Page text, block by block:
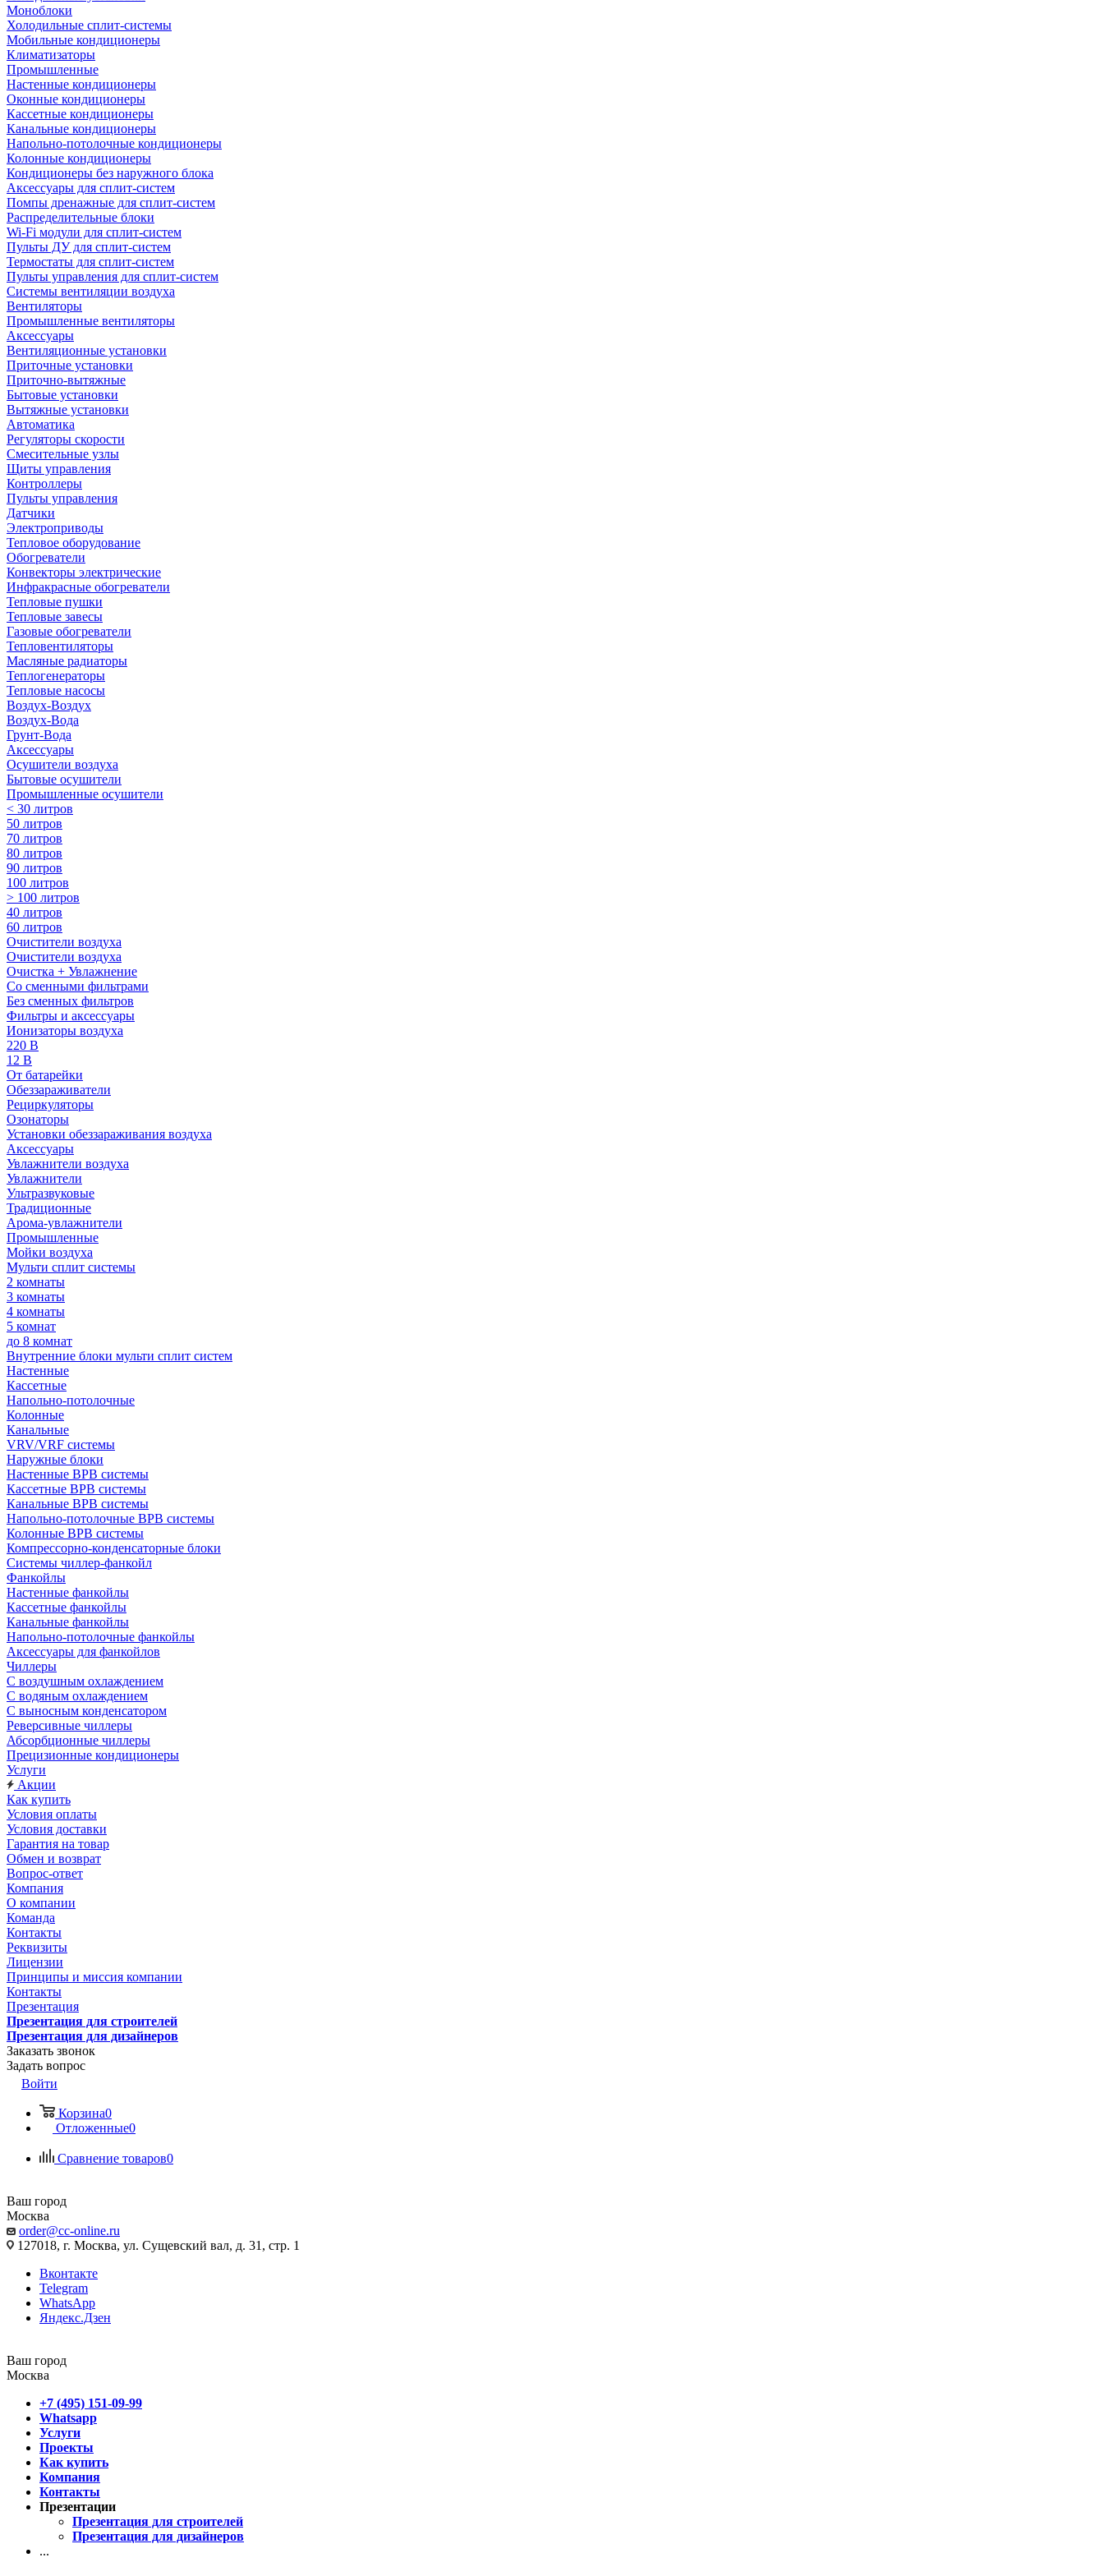
Моноблоки
Холодильные сплит-системы
Мобильные кондиционеры
Климатизаторы
Промышленные
Настенные кондиционеры
Оконные кондиционеры
Кассетные кондиционеры
Канальные кондиционеры
Напольно-потолочные кондиционеры
Колонные кондиционеры
Кондиционеры без наружного блока
Аксессуары для сплит-систем
Помпы дренажные для сплит-систем
Распределительные блоки
Wi-Fi модули для сплит-систем
Пульты ДУ для сплит-систем
Термостаты для сплит-систем
Пульты управления для сплит-систем
Системы вентиляции воздуха
Вентиляторы
Промышленные вентиляторы
Аксессуары
Вентиляционные установки
Приточные установки
Приточно-вытяжные
Бытовые установки
Вытяжные установки
Автоматика
Регуляторы скорости
Смесительные узлы
Щиты управления
Контроллеры
Пульты управления
Датчики
Электроприводы
Тепловое оборудование
Обогреватели
Конвекторы электрические
Инфракрасные обогреватели
Тепловые пушки
Тепловые завесы
Газовые обогреватели
Тепловентиляторы
Масляные радиаторы
Теплогенераторы
Тепловые насосы
Воздух-Воздух
Воздух-Вода
Грунт-Вода
Аксессуары
Осушители воздуха
Бытовые осушители
Промышленные осушители
< 30 литров
50 литров
70 литров
80 литров
90 литров
100 литров
> 100 литров
40 литров
60 литров
Очистители воздуха
Очистители воздуха
Очистка + Увлажнение
Cо сменными фильтрами
Без сменных фильтров
Фильтры и аксессуары
Ионизаторы воздуха
220 В
12 В
От батарейки
Обеззараживатели
Рециркуляторы
Озонаторы
Установки обеззараживания воздуха
Аксессуары
Увлажнители воздуха
Увлажнители
Ультразвуковые
Традиционные
Арома-увлажнители
Промышленные
Мойки воздуха
Мульти сплит системы
2 комнаты
3 комнаты
4 комнаты
5 комнат
до 8 комнат
Внутренние блоки мульти сплит систем
Настенные
Кассетные
Напольно-потолочные
Колонные
Канальные
VRV/VRF системы
Наружные блоки
Настенные ВРВ системы
Кассетные ВРВ системы
Канальные ВРВ системы
Напольно-потолочные ВРВ системы
Колонные ВРВ системы
Компрессорно-конденсаторные блоки
Системы чиллер-фанкойл
Фанкойлы
Настенные фанкойлы
Кассетные фанкойлы
Канальные фанкойлы
Напольно-потолочные фанкойлы
Аксессуары для фанкойлов
Чиллеры
С воздушным охлаждением
С водяным охлаждением
С выносным конденсатором
Реверсивные чиллеры
Абсорбционные чиллеры
Прецизионные кондиционеры
Услуги
Акции
Как купить
Условия оплаты
Условия доставки
Гарантия на товар
Обмен и возврат
Вопрос-ответ
Компания
О компании
Команда
Контакты
Реквизиты
Лицензии
Принципы и миссия компании
Контакты
Презентация
Презентация для строителей
Презентация для дизайнеров
Заказать звонок
Задать вопрос
Войти
Корзина0
Отложенные0
Сравнение товаров0
Ваш город
Москва
order@cc-online.ru
127018, г. Москва, ул. Сущевский вал, д. 31, стр. 1
Вконтакте
Telegram
WhatsApp
Яндекс.Дзен
Ваш город
Москва
+7 (495) 151-09-99
Whatsapp
Услуги
Проекты
Как купить
Компания
Контакты
Презентации
Презентация для строителей
Презентация для дизайнеров
...